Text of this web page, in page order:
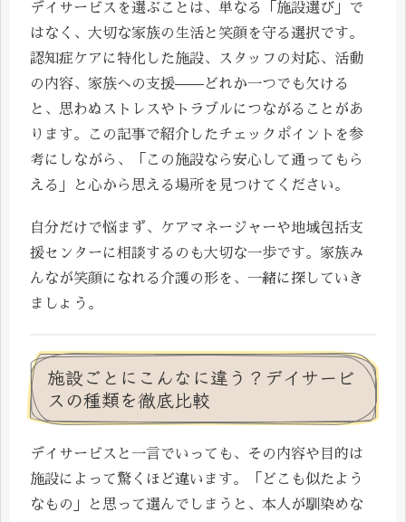
デイサービスを選ぶことは、単なる「施設選び」で
はなく、大切な家族の生活と笑顔を守る選択です。
認知症ケアに特化した施設、スタッフの対応、活動
の内容、家族への支援——どれか一つでも欠ける
と、思わぬストレスやトラブルにつながることがあ
ります。この記事で紹介したチェックポイントを参
考にしながら、「この施設なら安心して通ってもら
える」と心から思える場所を見つけてください。
自分だけで悩まず、ケアマネージャーや地域包括支
援センターに相談するのも大切な一歩です。家族み
んなが笑顔になれる介護の形を、一緒に探していき
ましょう。
施設ごとにこんなに違う？デイサービ
スの種類を徹底比較
デイサービスと一言でいっても、その内容や目的は
施設によって驚くほど違います。「どこも似たよう
なもの」と思って選んでしまうと、本人が馴染めな